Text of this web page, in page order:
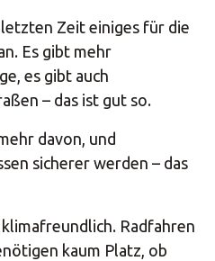
Zeit einiges für die
Es gibt mehr
es gibt auch
– das ist gut so.
davon, und
sicherer werden – das
Radfahren
kaum Platz, ob